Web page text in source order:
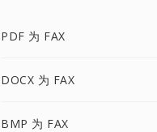
PDF 为 FAX
DOCX 为 FAX
BMP 为 FAX